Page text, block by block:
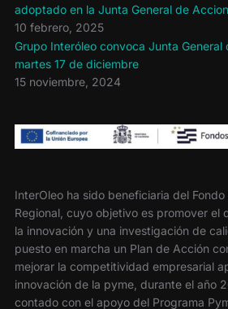
adoptado en la Junta General de
10 febrero, 2025
Grupo Interóleo convoca Junta
martes 17 de diciembre
15 noviembre, 2024
InterOleo ha sido beneficiaria del
Regional, cuyo objetivo es promover el
la innovación y una investigación de
puesto en marcha un Plan de Acción
mejorar la competitividad empresarial
innovación de la pyme, durante el año
contado con el apoyo del Programa